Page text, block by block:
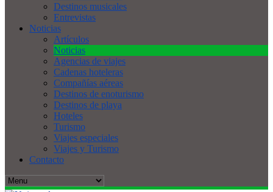
Destinos musicales
Entrevistas
Noticias
Artículos
Noticias
Agencias de viajes
Cadenas hoteleras
Compañías aéreas
Destinos de enoturismo
Destinos de playa
Hoteles
Turismo
Viajes especiales
Viajes y Turismo
Contacto